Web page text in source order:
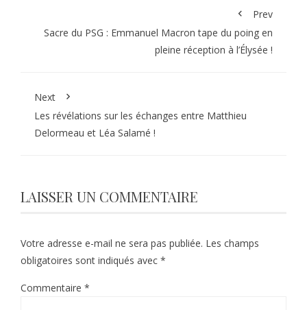
Prev
Sacre du PSG : Emmanuel Macron tape du poing en
pleine réception à l’Élysée !
Next
Les révélations sur les échanges entre Matthieu
Delormeau et Léa Salamé !
LAISSER UN COMMENTAIRE
Votre adresse e-mail ne sera pas publiée. Les champs
obligatoires sont indiqués avec *
Commentaire *